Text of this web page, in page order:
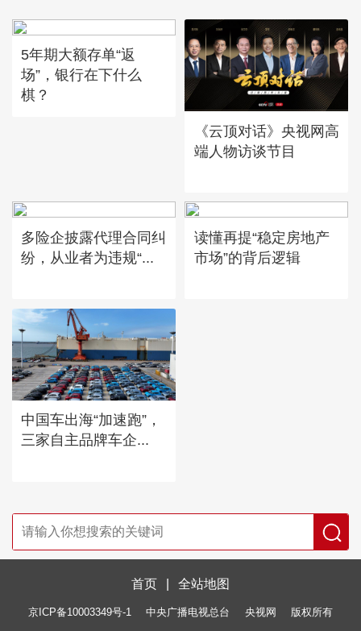
5年期大额存单“返
场”，银行在下什么
棋？
《云顶对话》央视网高
端人物访谈节目
多险企披露代理合同纠
纷，从业者为违规“...
读懂再提“稳定房地产
市场”的背后逻辑
中国车出海“加速跑”，
三家自主品牌车企...
首页 全站地图
京ICP备10003349号-1 中央广播电视总台 央视网 版权所有